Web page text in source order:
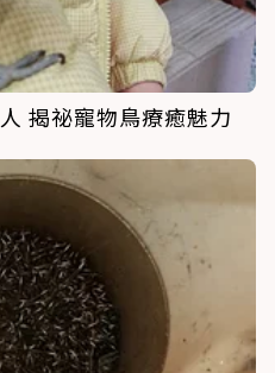
揭祕寵物鳥療癒魅力